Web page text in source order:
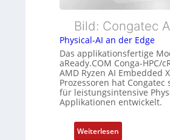
u
n
g
g
t
h
e
c
a
t
-
r
c
Bild: Congatec
Physical-AI an der Edge
Das applikationsfertige
aReady.COM Conga-HPC/
AMD Ryzen AI Embedded
Prozessoren hat Congatec
für leistungsintensive
Applikationen entwickelt.
Weiterlesen